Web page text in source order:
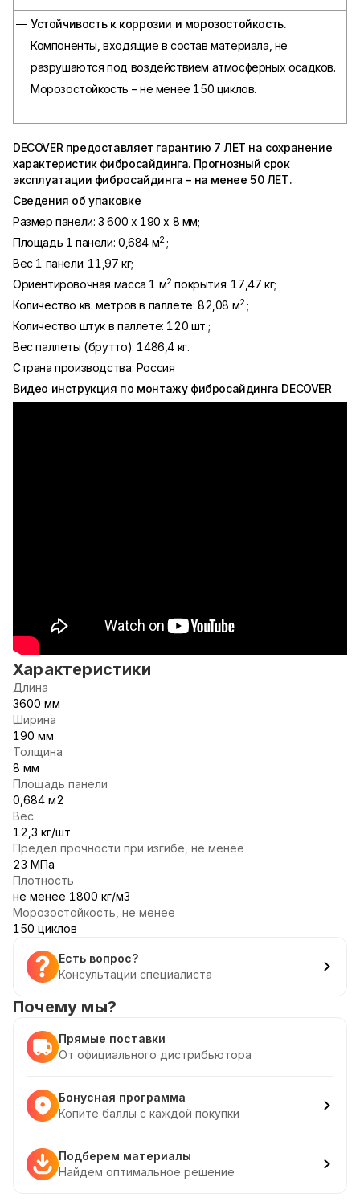
Устойчивость к коррозии и морозостойкость.
Компоненты, входящие в состав материала, не
разрушаются под воздействием атмосферных осадков.
Морозостойкость – не менее 150 циклов.
DECOVER предоставляет гарантию 7 ЛЕТ на сохранение
характеристик фибросайдинга. Прогнозный срок
эксплуатации фибросайдинга – на менее 50 ЛЕТ.
Сведения об упаковке
Размер панели: 3 600 х 190 х 8 мм;
Площадь 1 панели: 0,684 м2;
Вес 1 панели: 11,97 кг;
Ориентировочная масса 1 м2 покрытия: 17,47 кг;
Количество кв. метров в паллете: 82,08 м2;
Количество штук в паллете: 120 шт.;
Вес паллеты (брутто): 1486,4 кг.
Страна производства: Россия
Видео инструкция по монтажу фибросайдинга DECOVER
Характеристики
Длина
3600 мм
Ширина
190 мм
Толщина
8 мм
Площадь панели
0,684 м2
Вес
12,3 кг/шт
Предел прочности при изгибе, не менее
23 МПа
Плотность
не менее 1800 кг/м3
Морозостойкость, не менее
150 циклов
Есть вопрос?
Консультации специалиста
Почему мы?
Прямые поставки
От официального дистрибьютора
Бонусная программа
Копите баллы с каждой покупки
Подберем материалы
Найдем оптимальное решение